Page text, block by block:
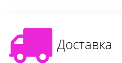
Доставка